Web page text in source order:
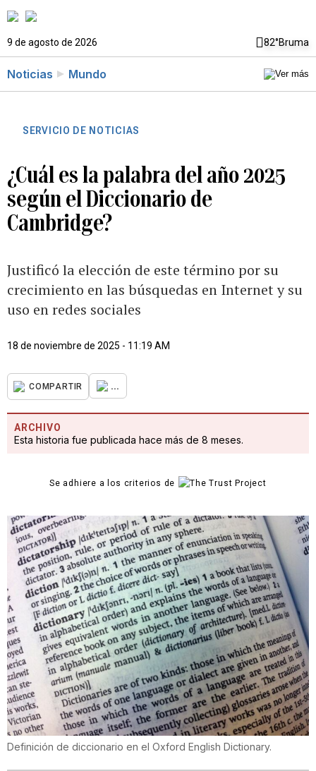
9 de agosto de 2026 82°Bruma
Noticias Mundo
SERVICIO DE NOTICIAS
¿Cuál es la palabra del año 2025
según el Diccionario de
Cambridge?
Justificó la elección de este término por su
crecimiento en las búsquedas en Internet y su
uso en redes sociales
18 de noviembre de 2025 - 11:19 AM
COMPARTIR ...
ARCHIVO
Esta historia fue publicada hace más de 8 meses.
Se adhiere a los criterios de
Definición de diccionario en el Oxford English Dictionary.